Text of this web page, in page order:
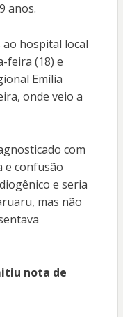
anos.
hospital local
feira (18) e
Emília
onde veio a
com
e confusão
e seria
mas não
nota de